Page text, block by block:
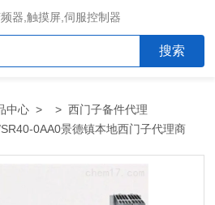
器,触摸屏,伺服控制器
中心 > >西门子备件代理
0AA0景德镇本地西门子代理商